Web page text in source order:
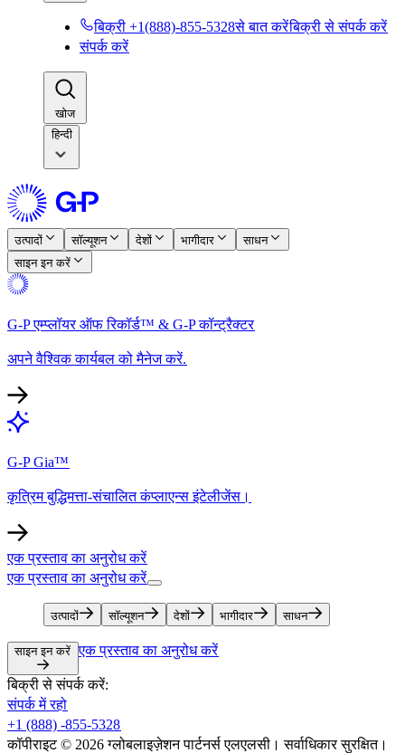
बिक्री +1(888)-855-5328से बात करें​​बिक्री से संपर्क करें​​
संपर्क करें​​
खोज​​
हिन्दी
उत्पादों​​ सॉल्यूशन​​ देशों​​ भागीदार​​
साधन​​
साइन इन करें​​
G-P एम्प्लॉयर ऑफ रिकॉर्ड™ & G-P कॉन्ट्रैक्टर​​
अपने वैश्विक कार्यबल को मैनेज करें.​​
G-P Gia™​​
कृत्रिम बुद्धिमत्ता-संचालित कंप्लाएन्स इंटेलीजेंस।​​
एक प्रस्ताव का अनुरोध करें​​
एक प्रस्ताव का अनुरोध करें​​
उत्पादों​​ सॉल्यूशन​​ देशों​​ भागीदार​​ साधन​​
साइन इन करें​​ एक प्रस्ताव का अनुरोध करें​​
बिक्री से संपर्क करें:​​
संपर्क में रहो​​
+1 (888) -855-5328​​
कॉपीराइट © 2026 ग्लोबलाइज़ेशन पार्टनर्स एलएलसी। सर्वाधिकार सुरक्षित।​​